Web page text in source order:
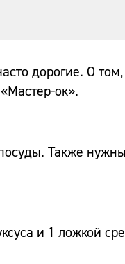
дорогие. О
ок».
Также
и 1 ложкой